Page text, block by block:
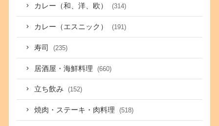
カレー（和、洋、欧） (314)
カレー（エスニック） (191)
寿司 (235)
居酒屋・海鮮料理 (660)
立ち飲み (152)
焼肉・ステーキ・肉料理 (518)